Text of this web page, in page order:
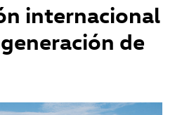
internacional
de